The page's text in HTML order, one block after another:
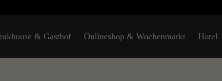
& Gasthof Onlineshop & Wochenmarkt Hotel